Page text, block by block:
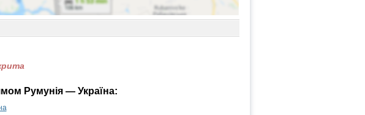
Румунія — Україна: